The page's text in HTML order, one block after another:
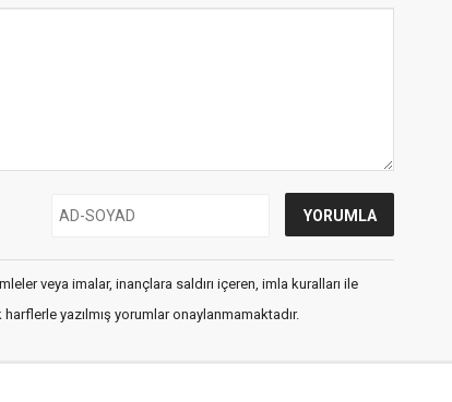
veya imalar, inançlara saldırı içeren, imla kuralları ile
yazılmış yorumlar onaylanmamaktadır.